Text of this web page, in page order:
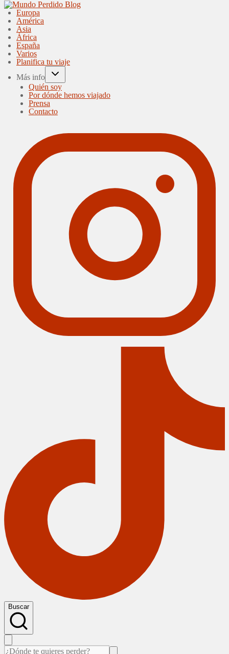
Europa
América
Asia
África
España
Varios
Planifica tu viaje
Más info
Quién soy
Por dónde hemos viajado
Prensa
Contacto
Buscar